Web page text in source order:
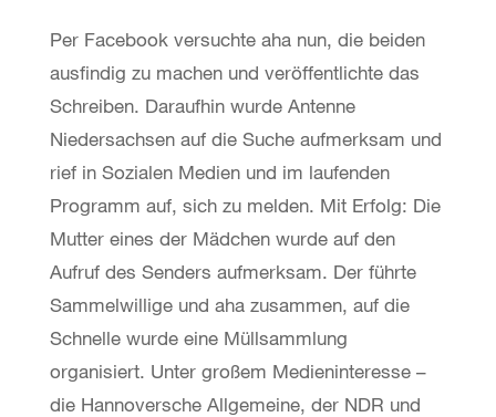
Per Facebook versuchte aha nun, die beiden
ausfindig zu machen und veröffentlichte das
Schreiben. Daraufhin wurde Antenne
Niedersachsen auf die Suche aufmerksam und
rief in Sozialen Medien und im laufenden
Programm auf, sich zu melden. Mit Erfolg: Die
Mutter eines der Mädchen wurde auf den
Aufruf des Senders aufmerksam. Der führte
Sammelwillige und aha zusammen, auf die
Schnelle wurde eine Müllsammlung
organisiert. Unter großem Medieninteresse –
die Hannoversche Allgemeine, der NDR und